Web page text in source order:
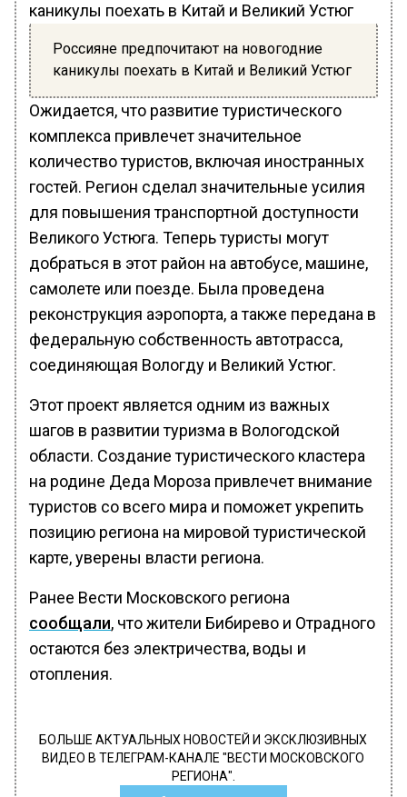
Россияне предпочитают на новогодние
каникулы поехать в Китай и Великий Устюг
Ожидается, что развитие туристического
комплекса привлечет значительное
количество туристов, включая иностранных
гостей. Регион сделал значительные усилия
для повышения транспортной доступности
Великого Устюга. Теперь туристы могут
добраться в этот район на автобусе, машине,
самолете или поезде. Была проведена
реконструкция аэропорта, а также передана в
федеральную собственность автотрасса,
соединяющая Вологду и Великий Устюг.
Этот проект является одним из важных
шагов в развитии туризма в Вологодской
области. Создание туристического кластера
на родине Деда Мороза привлечет внимание
туристов со всего мира и поможет укрепить
позицию региона на мировой туристической
карте, уверены власти региона.
Ранее Вести Московского региона
сообщали, что жители Бибирево и Отрадного
остаются без электричества, воды и
отопления.
БОЛЬШЕ АКТУАЛЬНЫХ НОВОСТЕЙ И ЭКСКЛЮЗИВНЫХ
ВИДЕО В ТЕЛЕГРАМ-КАНАЛЕ "ВЕСТИ МОСКОВСКОГО
РЕГИОНА".